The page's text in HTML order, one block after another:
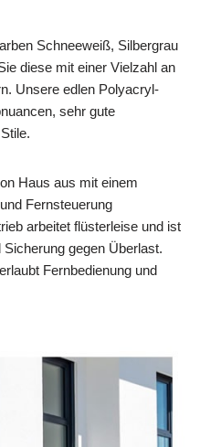
Schneeweiß, Silbergrau
diese mit einer Vielzahl an
Unsere edlen Polyacryl-
sehr gute
Haus aus mit einem
Fernsteuerung
arbeitet flüsterleise und ist
gegen Überlast.
Fernbedienung und